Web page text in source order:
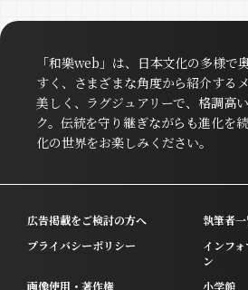
「和樂web」は、日本文化の多様で
すく、さまざまな角度から紹介するメ
美しく、ラグジュアリーで、格調高
ク。伝統を守り継ぎながらも進化を
化の世界をお楽しみください。
広告掲載をご検討の方へ
執筆者
プライバシーポリシー
インフ
ン
画像使用・著作権
小学館